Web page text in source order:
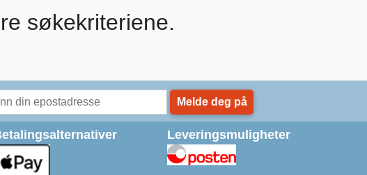
søkekriteriene.
Melde deg på
Leveringsmuligheter